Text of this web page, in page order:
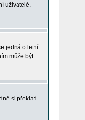
uživatelé.
jedná o letní
může být
si překlad